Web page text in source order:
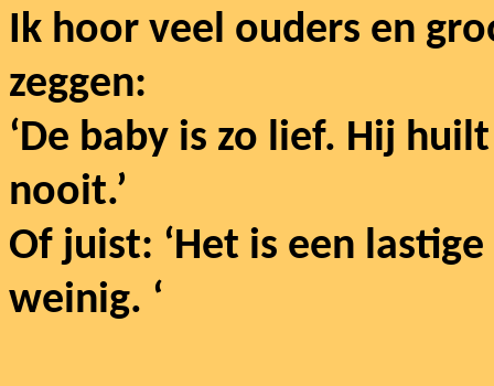
Ik hoor veel ouders en
zeggen:
‘De baby is zo lief. Hij
nooit.’
Of juist: ‘Het is een
weinig. ‘